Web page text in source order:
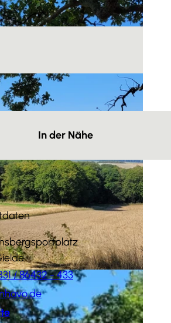
In der Nähe
/ 86432 - 433